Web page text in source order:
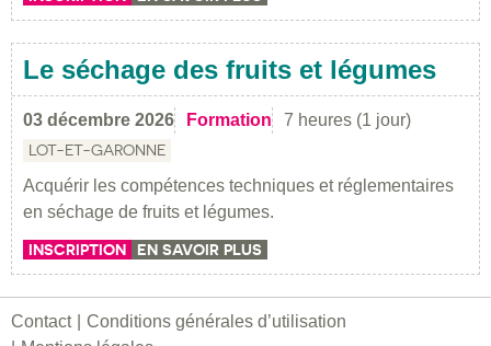
Le séchage des fruits et légumes
03 décembre 2026 Formation 7 heures (1 jour)
LOT-ET-GARONNE
Acquérir les compétences techniques et réglementaires
en séchage de fruits et légumes.
INSCRIPTION EN SAVOIR PLUS
Contact
Conditions générales d’utilisation